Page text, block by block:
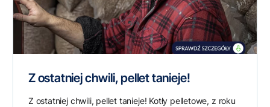
Z ostatniej chwili, pellet tanieje!
Z ostatniej chwili, pellet tanieje! Kotły pelletowe, z roku